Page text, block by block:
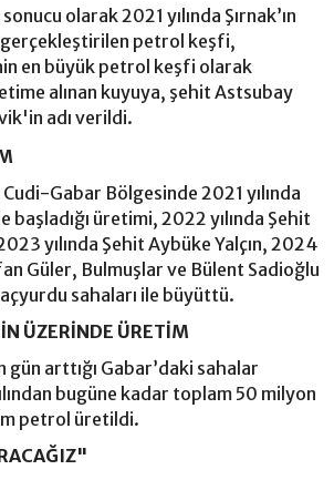
olarak 2021 yılında Şırnak’ın
petrol keşfi,
en büyük petrol keşfi olarak
alınan kuyuya, şehit Astsubay
adı verildi.
Gabar Bölgesinde 2021 yılında
başladığı üretimi, 2022 yılında Şehit
yılında Şehit Aybüke Yalçın, 2024
Güler, Bulmuşlar ve Bülent Sadioğlu
sahaları ile büyüttü.
ÜZERİNDE ÜRETİM
arttığı Gabar’daki sahalar
bugüne kadar toplam 50 milyon
petrol üretildi.